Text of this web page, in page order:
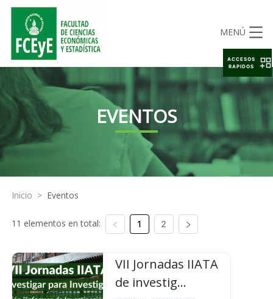
MENÚ
EVENTOS
Inicio > Eventos
11 elementos en total: 1 2
VII Jornadas IIATA
de investig...
ACCESOS
RAPIDOS